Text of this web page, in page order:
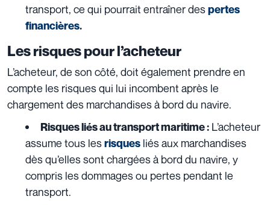
transport, ce qui pourrait entraîner despertes
financières.
Les risques pour l’acheteur
L’acheteur, de son côté, doit également prendre en
compte les risques qui lui incombent après le
chargement des marchandises à bord du navire.
Risques liés au transport maritime : L’acheteur
assume tous lesrisques liés aux marchandises
dès qu’elles sont chargées à bord du navire, y
compris les dommages ou pertes pendant le
transport.